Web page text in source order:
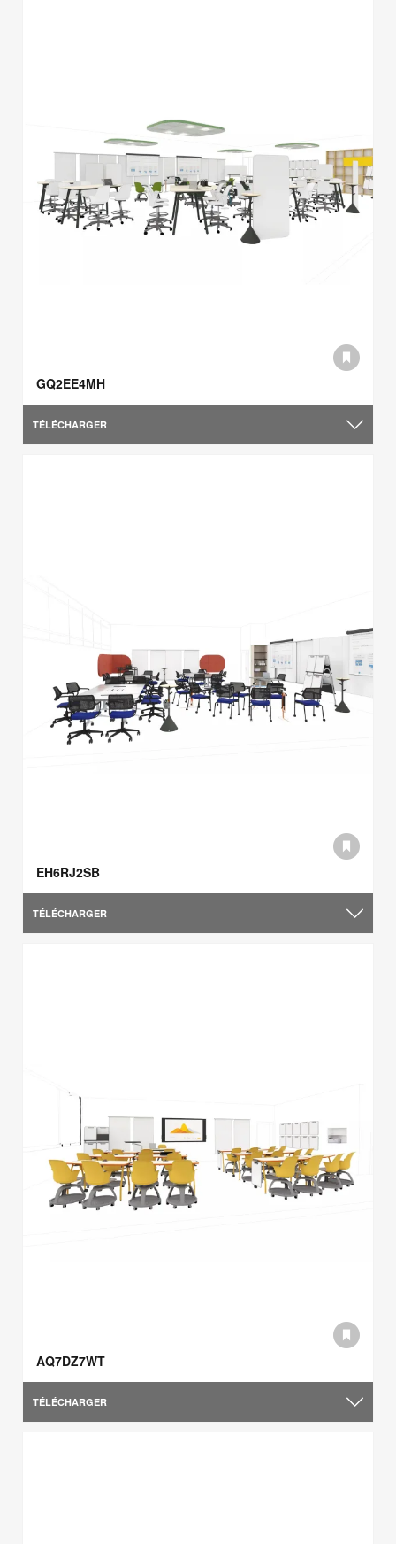
GQ2EE4MH
TÉLÉCHARGER
EH6RJ2SB
TÉLÉCHARGER
AQ7DZ7WT
TÉLÉCHARGER